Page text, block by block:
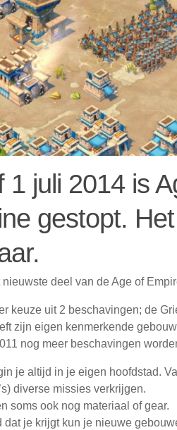
1 juli 2014 is
gestopt.
deel van de Age of
keuze uit 2 beschavingen; de
zijn eigen kenmerkende
nog meer beschavingen
je altijd in je eigen hoofdstad.
diverse missies verkrijgen.
soms ook nog materiaal of gear.
dat je krijgt kun je nieuwe